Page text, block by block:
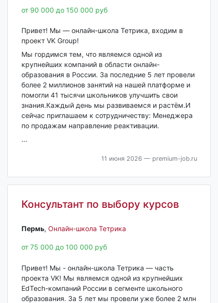
от 90 000 до 150 000 руб
Привет! Мы — онлайн-школа Тетрика, входим в
проект VK Group!
Мы гордимся тем, что являемся одной из
крупнейших компаний в области онлайн-
образования в России. За последние 5 лет провели
более 2 миллионов занятий на нашей платформе и
помогли 41 тысячи школьников улучшить свои
знания.Каждый день мы развиваемся и растём.И
сейчас приглашаем к сотрудничеству: Менеджера
по продажам направление реактивации.
...
11 июня 2026 — premium-job.ru
Консультант по выбору курсов
Пермь‎, Онлайн-школа Тетрика
от 75 000 до 100 000 руб
Привет! Мы - онлайн-школа Тетрика — часть
проекта VK! Мы являемся одной из крупнейших
EdTech-компаний России в сегменте школьного
образования. За 5 лет мы провели уже более 2 млн